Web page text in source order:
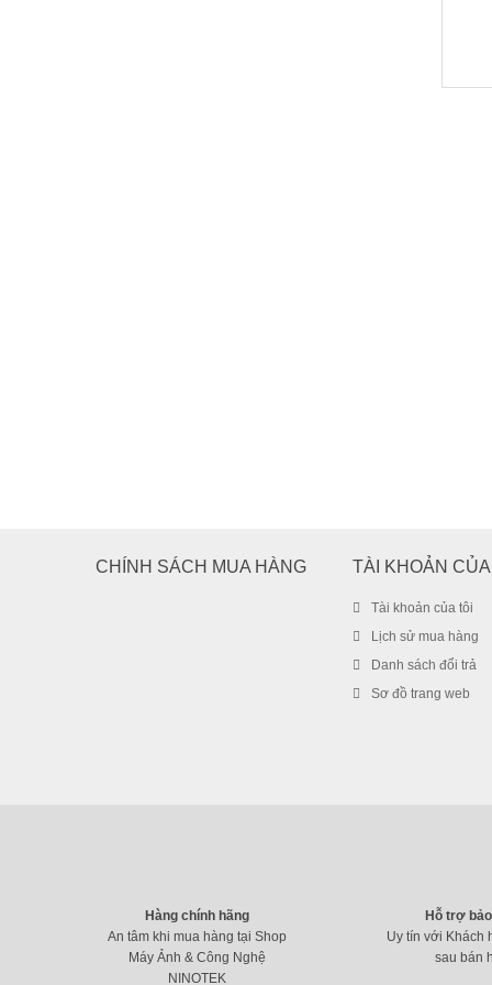
CHÍNH SÁCH MUA HÀNG TÀI KHOẢN CỦA
Tài khoản của tôi
Lịch sử mua hàng
Danh sách đổi trả
Sơ đồ trang web
Hàng chính hãng
An tâm khi mua hàng tại Shop
Máy Ảnh & Công Nghệ
NINOTEK
Hỗ trợ
Uy tín với Khách
sau bán